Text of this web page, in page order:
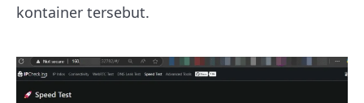
kontainer tersebut.